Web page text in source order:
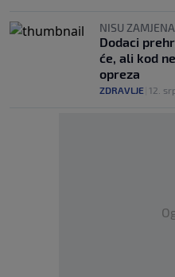
NISU
Dodaci
će, ali kod
opreza
ZDRAVLJE 12.